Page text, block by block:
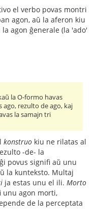
el verbo povas montri
agon, aŭ la aferon kiu
agon ĝenerale (la 'ado'
la O-formo havas
ago, rezulto de ago, kaj
la samajn tri
konstruo kiu ne rilatas al
-de- la
povus signifi aŭ unu
la kunteksto. Multaj
ja estas unu el ili. Morto
unu agon morti,
de la perceptata